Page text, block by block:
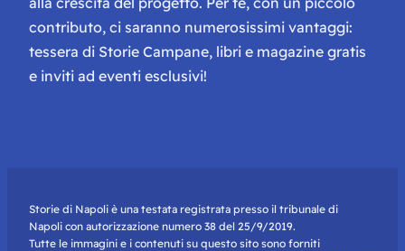
contributo, ci saranno numerosissimi vantaggi:
tessera di Storie Campane, libri e magazine gratis
e inviti ad eventi esclusivi!
Storie di Napoli è una testata registrata presso il tribunale di
Napoli con autorizzazione numero 38 del 25/9/2019.
Tutte le immagini e i contenuti su questo sito sono forniti